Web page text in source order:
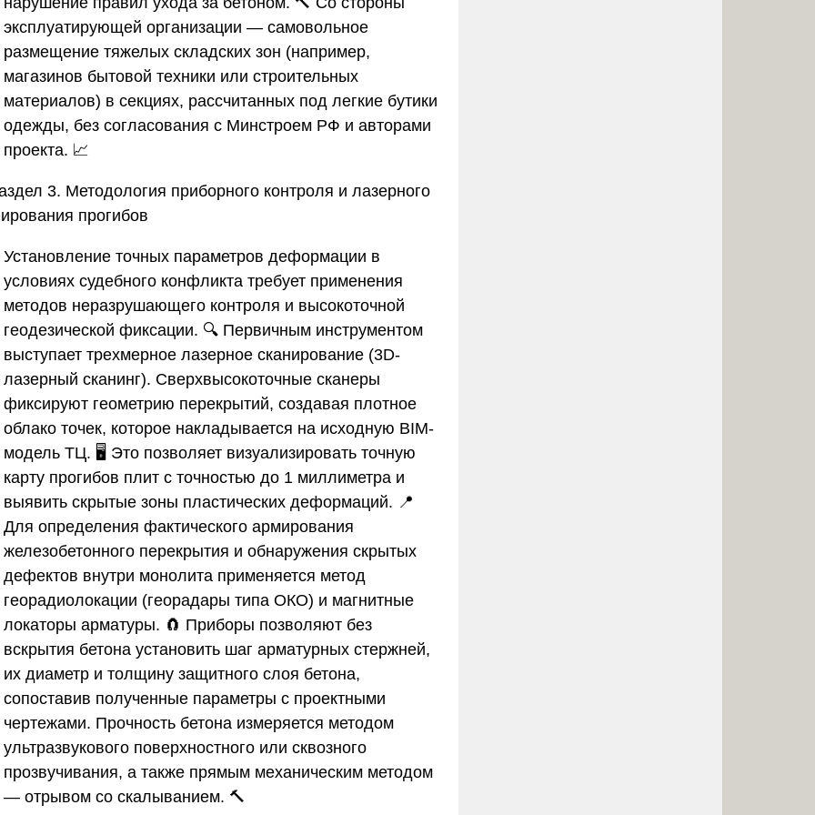
эксплуатирующей организации — самовольное
размещение тяжелых складских зон (например,
магазинов бытовой техники или строительных
материалов) в секциях, рассчитанных под легкие бутики
одежды, без согласования с Минстроем РФ и авторами
проекта. 📈
3. Методология приборного контроля и лазерного
прогибов
Установление точных параметров деформации в
условиях судебного конфликта требует применения
методов неразрушающего контроля и высокоточной
геодезической фиксации. 🔍 Первичным инструментом
выступает трехмерное лазерное сканирование (3D-
лазерный сканинг). Сверхвысокоточные сканеры
фиксируют геометрию перекрытий, создавая плотное
облако точек, которое накладывается на исходную BIM-
модель ТЦ. 🖥️ Это позволяет визуализировать точную
карту прогибов плит с точностью до 1 миллиметра и
выявить скрытые зоны пластических деформаций. 📍
Для определения фактического армирования
железобетонного перекрытия и обнаружения скрытых
дефектов внутри монолита применяется метод
георадиолокации (георадары типа ОКО) и магнитные
локаторы арматуры. 🧲 Приборы позволяют без
вскрытия бетона установить шаг арматурных стержней,
их диаметр и толщину защитного слоя бетона,
сопоставив полученные параметры с проектными
чертежами. Прочность бетона измеряется методом
ультразвукового поверхностного или сквозного
прозвучивания, а также прямым механическим методом
— отрывом со скалыванием. 🔨